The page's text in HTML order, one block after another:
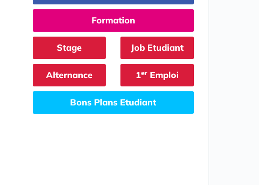
Formation
Stage Job Etudiant
Alternance 1er Emploi
Bons Plans Etudiant